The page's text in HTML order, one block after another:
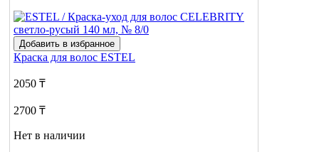
Добавить в избранное
Краска для волос ESTEL
2050 ₸
2700 ₸
Нет в наличии